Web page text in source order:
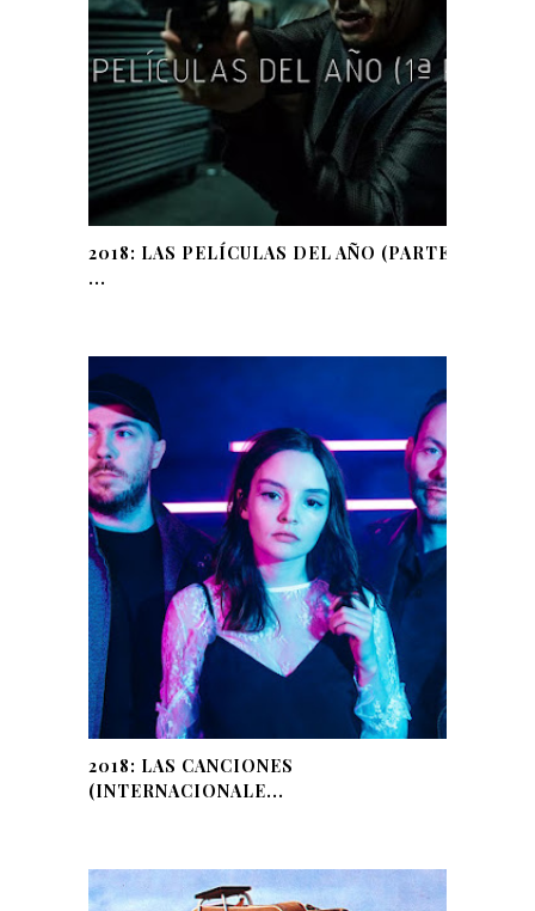
2018: LAS PELÍCULAS DEL AÑO (PARTE
...
2018: LAS CANCIONES
(INTERNACIONALE...